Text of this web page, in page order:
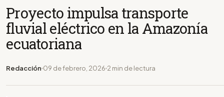
Proyecto impulsa transporte
fluvial eléctrico en la Amazonía
ecuatoriana
Redacción 09 de febrero, 2026 2 min de lectura